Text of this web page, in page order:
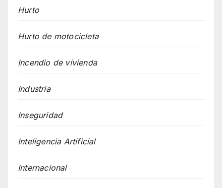
Hurto
Hurto de motocicleta
Incendio de vivienda
Industria
Inseguridad
Inteligencia Artificial
Internacional